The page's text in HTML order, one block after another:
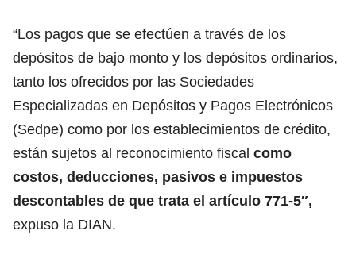
“Los pagos que se efectúen a través de los
depósitos de bajo monto y los depósitos ordinarios,
tanto los ofrecidos por las Sociedades
Especializadas en Depósitos y Pagos Electrónicos
(Sedpe) como por los establecimientos de crédito,
están sujetos al reconocimiento fiscal como
costos, deducciones, pasivos e impuestos
descontables de que trata el artículo 771-5″,
expuso la DIAN.